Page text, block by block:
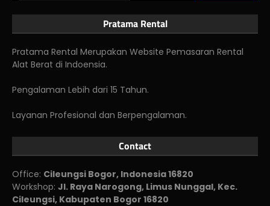
Pratama Rental
Pratama Rental Merupakan Website Pemasaran Rental
Alat Berat di Indoensia.
Pengalaman Lebih dari 15 Tahun.
Layanan Profesional dan Berpengalaman.
Contact
Office: Cileungsi Bogor, Indonesia 16820
Workshop: Jl. Raya Narogong, Limus Nunggal, Kec.
Cileungsi, Kabupaten Bogor 16820